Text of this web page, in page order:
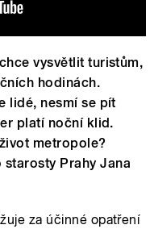
vysvětlit turistům,
hodinách.
lidé, nesmí se pít
platí noční klid.
metropole?
Prahy Jana
za účinné opatření